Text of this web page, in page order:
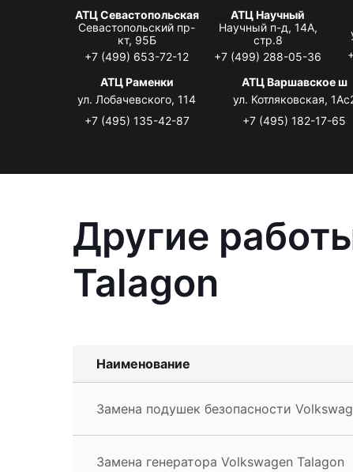
АТЦ Севастопольская
Севастопольский пр-
кт, 95Б
+7 (499) 653-72-12
АТЦ Научный
Научный п-д, 14А,
стр.8
+7 (499) 288-05-36
АТЦ Раменки
ул. Лобачевского, 114
+7 (495) 135-42-87
АТЦ Варшавское ш
ул. Котляковская,
+7 (495) 182-17-65
Другие
Talagon
Наименование
Замена подушек безопасности
Замена генератора Volkswagen Talagon